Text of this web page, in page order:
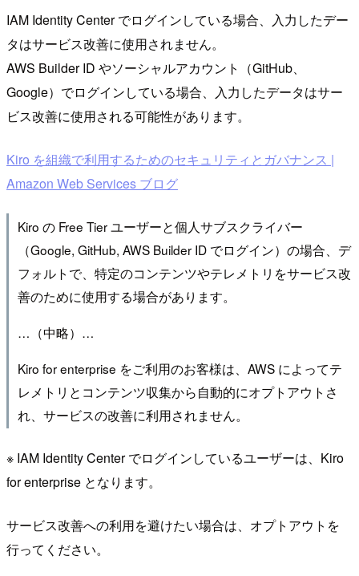
IAM Identity Center でログインしている場合、入力したデー
タはサービス改善に使用されません。
AWS Builder ID やソーシャルアカウント（GitHub、
Google）でログインしている場合、入力したデータはサー
ビス改善に使用される可能性があります。
Kiro を組織で利用するためのセキュリティとガバナンス |
Amazon Web Services ブログ
Kiro の Free Tier ユーザーと個人サブスクライバー
（Google, GitHub, AWS Builder ID でログイン）の場合、デ
フォルトで、特定のコンテンツやテレメトリをサービス改
善のために使用する場合があります。
…（中略）…
Kiro for enterprise をご利用のお客様は、AWS によってテ
レメトリとコンテンツ収集から自動的にオプトアウトさ
れ、サービスの改善に利用されません。
※ IAM Identity Center でログインしているユーザーは、Kiro
for enterprise となります。
サービス改善への利用を避けたい場合は、オプトアウトを
行ってください。